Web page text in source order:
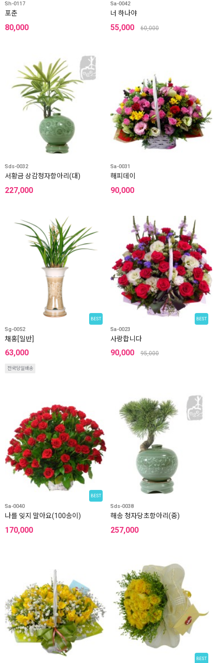
Sh-0117
포춘
80,000
Sa-0042
너 하나야
55,000 60,000
Sds-0032
서황금 상감청자항아리(대)
227,000
Sa-0031
해피데이
90,000
BEST
Sg-0052
채홍[일반]
63,000
전국당일배송
BEST
Sa-0023
사랑합니다
90,000 95,000
BEST
Sa-0040
나를 잊지 말아요(100송이)
170,000
Sds-0038
해송 청자당초항아리(중)
257,000
BEST